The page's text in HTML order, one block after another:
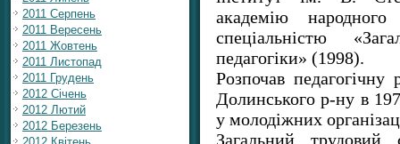
2011 Серпень
2011 Вересень
2011 Жовтень
2011 Листопад
2011 Грудень
2012 Січень
2012 Лютий
2012 Березень
академію народного
спеціальністю
педагогіки» (1998).
Розпочав
Долинського р-ну в
у молодіжних
Загальний